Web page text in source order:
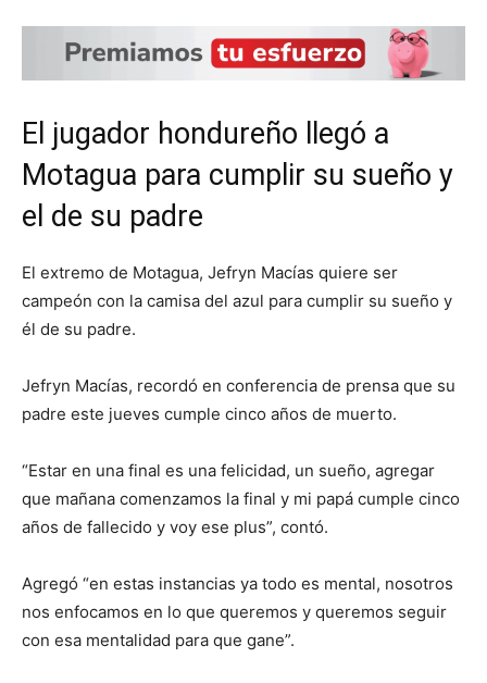
El jugador hondureño llegó a
Motagua para cumplir su sueño y
el de su padre
El extremo de Motagua, Jefryn Macías quiere ser
campeón con la camisa del azul para cumplir su sueño y
él de su padre.
Jefryn Macías, recordó en conferencia de prensa que su
padre este jueves cumple cinco años de muerto.
“Estar en una final es una felicidad, un sueño, agregar
que mañana comenzamos la final y mi papá cumple cinco
años de fallecido y voy ese plus”, contó.
Agregó “en estas instancias ya todo es mental, nosotros
nos enfocamos en lo que queremos y queremos seguir
con esa mentalidad para que gane”.